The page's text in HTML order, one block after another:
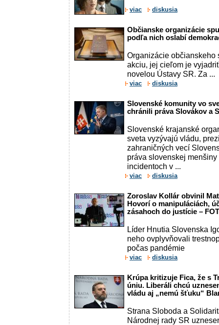
viac diskusia
Občianske organizácie
podľa nich oslabí
Organizácie občianskeho
akciu, jej cieľom je
novelou Ústavy SR. Za ...
viac diskusia
Slovenské komunity vo
chránili práva Slovákov a
Slovenské krajanské
sveta vyzývajú vládu,
zahraničných vecí
práva slovenskej
incidentoch v ...
viac diskusia
Zoroslav Kollár obvinil
Hovorí o manipuláciách,
zásahoch do justície –
Líder Hnutia Slovenska
neho ovplyvňovali
počas pandémie
viac diskusia
Krúpa kritizuje Fica, že s
úniu. Liberáli chcú
vládu aj „nemú šťuku“
Strana Sloboda a
Národnej rady SR